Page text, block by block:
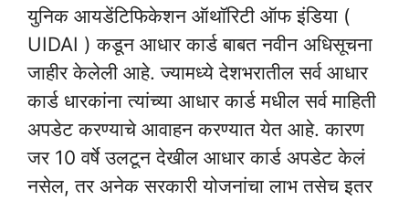
युनिक आयडेंटिफिकेशन ऑथॉरिटी ऑफ इंडिया (
UIDAI ) कडून आधार कार्ड बाबत नवीन अधिसूचना
जाहीर केलेली आहे. ज्यामध्ये देशभरातील सर्व आधार
कार्ड धारकांना त्यांच्या आधार कार्ड मधील सर्व माहिती
अपडेट करण्याचे आवाहन करण्यात येत आहे. कारण
जर 10 वर्षे उलटून देखील आधार कार्ड अपडेट केलं
नसेल, तर अनेक सरकारी योजनांचा लाभ तसेच इतर